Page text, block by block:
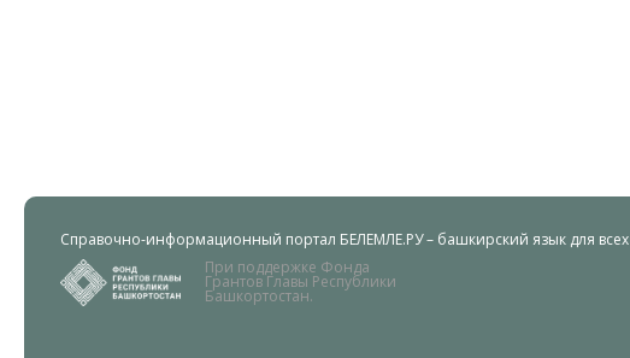
Справочно-информационный портал БЕЛЕМЛЕ.РУ – башкирский язык для всех
При поддержке Фонда
Грантов Главы Республики
Башкортостан.